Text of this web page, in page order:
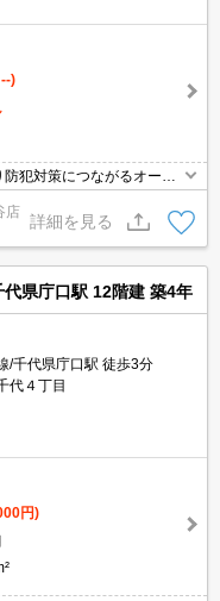
)
犯対策につながるオート
宅配ボックスを備え付け
ありません。化粧品や洗
納できる独立洗面台が付
をカードでお支払いいた
店
詳細を見る
県庁口駅 12階建 築4年
/千代県庁口駅 徒歩3分
代４丁目
円)